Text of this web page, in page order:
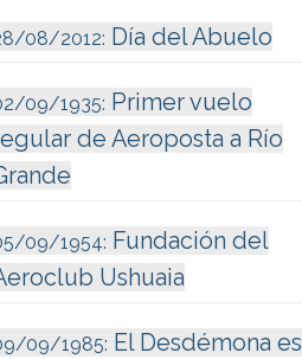
08/2012: Día del Abuelo
09/1935: Primer vuelo
de Aeroposta a Río
09/1954: Fundación del
Ushuaia
09/1985: El Desdémona es